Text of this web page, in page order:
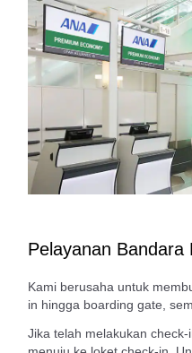
Pelayanan Bandara
Kami berusaha untuk
in hingga boarding gate,
Jika telah melakukan